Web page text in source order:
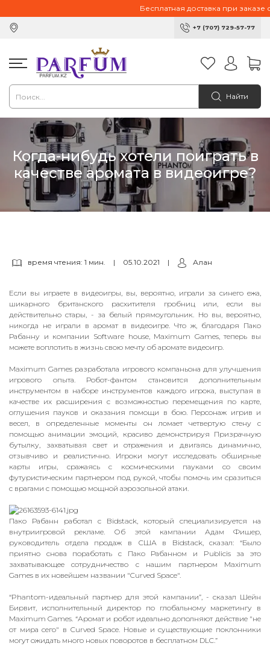
Бесплатная доставка при заказе от
+7 (707) 729-57-77
Найти
Когда-нибудь хотели поиграть в
качестве аромата в видеоигре?
время чтения: 1 мин. | 05.10.2021 | Алан
Если вы играете в видеоигры, вы, вероятно, играли за синего ежа,
шикарного британского расхитителя гробниц или, если вы
действительно стары, - за белый прямоугольник. Но вы, вероятно,
никогда не играли в аромат в видеоигре. Что ж, благодаря Пако
Рабанну и компании Software house, Maximum Games, теперь вы
можете воплотить в жизнь свою мечту об аромате видеоигр.
Maximum Games разработала игрового компаньона для улучшения
игрового опыта.
Робот-фантом становится дополнительным
инструментом в наборе инструментов каждого игрока, выступая в
качестве их расширения с возможностью перемещения по карте,
оглушения пауков и оказания помощи в бою. Персонаж игрив и
весел, в определенные моменты он ломает четвертую стену с
помощью анимации эмоций, красиво демонстрируя Призрачную
бутылку, захватывая свет и отражения и двигаясь динамично,
отзывчиво и реалистично.
Игроки могут исследовать обширные
карты игры, сражаясь с космическими пауками со своим
футуристическим партнером под рукой, чтобы помочь им сразиться
с врагами с помощью мощной аэрозольной атаки.
Пако Рабанн работал с Bidstack, который специализируется на
внутриигровой рекламе.
Об этой кампании Адам Фишер,
руководитель отдела продаж в США в Bidstack, сказал: “Было
приятно снова поработать с Пако Рабанном и Publicis за это
захватывающее сотрудничество с нашим партнером Maximum
Games в их новейшем названии "Curved Space".
“Phantom-идеальный партнер для этой кампании”, - сказал Шейн
Бирвит, исполнительный директор по глобальному маркетингу в
Maximum Games. “Аромат и робот идеально дополняют действие "не
от мира сего" в Curved Space . Новые и существующие поклонники
могут ожидать много новых поворотов в бесплатном DLC.”